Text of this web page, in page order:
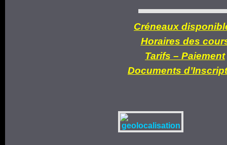
Créneaux
Horaires des
Tarifs – Paiement
Documents d’